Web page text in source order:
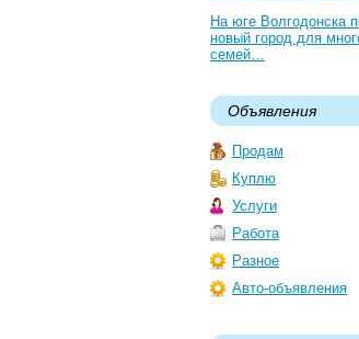
На юге Волгодонска
новый город для
семей…
Объявления
Продам
Куплю
Услуги
Работа
Разное
Авто-объявления